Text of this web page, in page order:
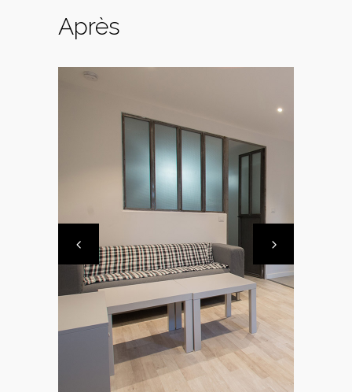
Après